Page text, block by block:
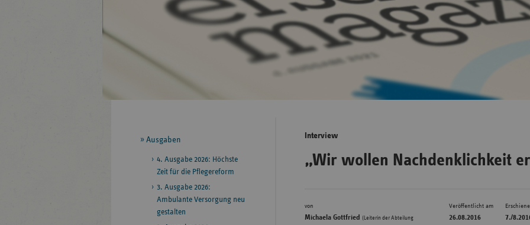
Hessen
Interview
„Wir wollen Nachdenklichkeit
von
Michaela Gottfried (Leiterin der Abteilung
Veröffentlicht am
26.08.2016 7./
Seitennavigation
Ausgaben
4. Ausgabe 2026: Höchste
Zeit für die Pflegereform
3. Ausgabe 2026:
Ambulante Versorgung neu
gestalten